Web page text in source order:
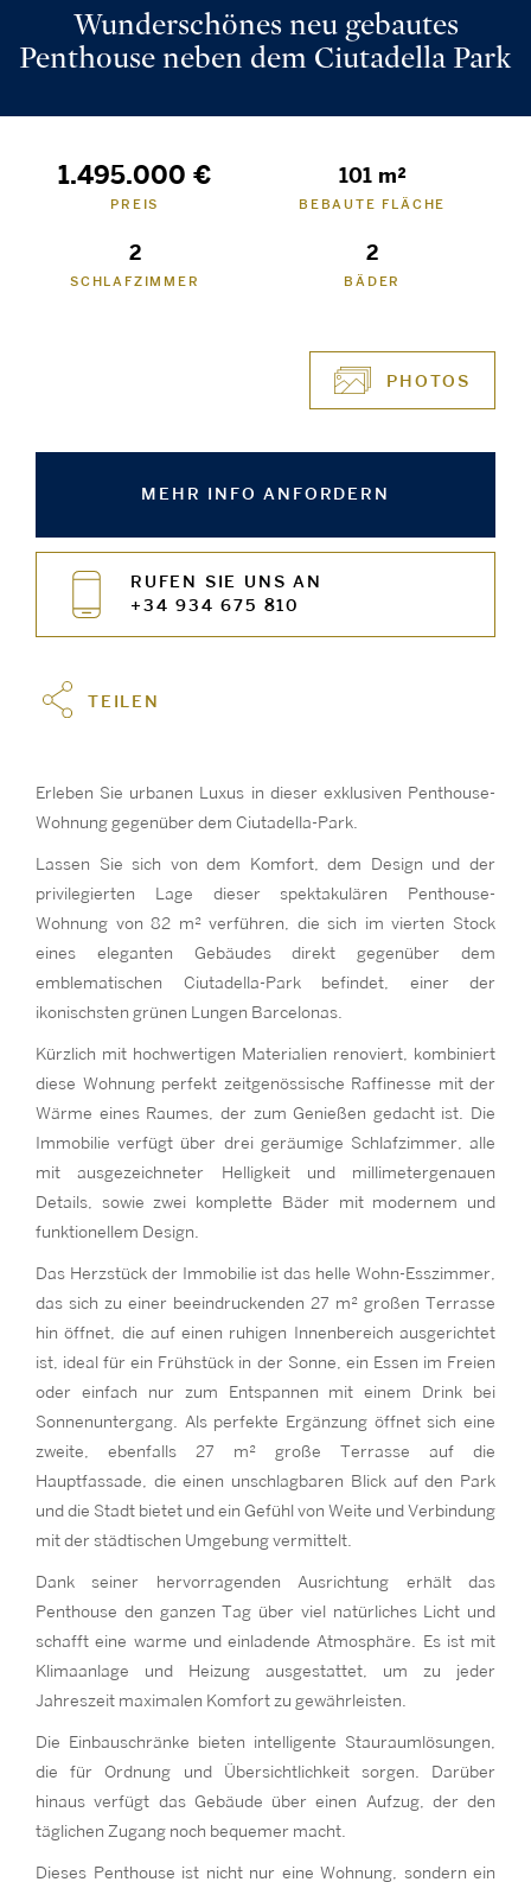
Wunderschönes neu gebautes
Penthouse neben dem Ciutadella Park
1.495.000 €
PREIS
101 m²
BEBAUTE FLÄCHE
2
SCHLAFZIMMER
2
BÄDER
PHOTOS
MEHR INFO ANFORDERN
RUFEN SIE UNS AN
+34 934 675 810
TEILEN
Erleben Sie urbanen Luxus in dieser exklusiven Penthouse-
Wohnung gegenüber dem Ciutadella-Park.
Lassen Sie sich von dem Komfort, dem Design und der
privilegierten Lage dieser spektakulären Penthouse-
Wohnung von 82 m² verführen, die sich im vierten Stock
eines eleganten Gebäudes direkt gegenüber dem
emblematischen Ciutadella-Park befindet, einer der
ikonischsten grünen Lungen Barcelonas.
Kürzlich mit hochwertigen Materialien renoviert, kombiniert
diese Wohnung perfekt zeitgenössische Raffinesse mit der
Wärme eines Raumes, der zum Genießen gedacht ist. Die
Immobilie verfügt über drei geräumige Schlafzimmer, alle
mit ausgezeichneter Helligkeit und millimetergenauen
Details, sowie zwei komplette Bäder mit modernem und
funktionellem Design.
Das Herzstück der Immobilie ist das helle Wohn-Esszimmer,
das sich zu einer beeindruckenden 27 m² großen Terrasse
hin öffnet, die auf einen ruhigen Innenbereich ausgerichtet
ist, ideal für ein Frühstück in der Sonne, ein Essen im Freien
oder einfach nur zum Entspannen mit einem Drink bei
Sonnenuntergang. Als perfekte Ergänzung öffnet sich eine
zweite, ebenfalls 27 m² große Terrasse auf die
Hauptfassade, die einen unschlagbaren Blick auf den Park
und die Stadt bietet und ein Gefühl von Weite und Verbindung
mit der städtischen Umgebung vermittelt.
Dank seiner hervorragenden Ausrichtung erhält das
Penthouse den ganzen Tag über viel natürliches Licht und
schafft eine warme und einladende Atmosphäre. Es ist mit
Klimaanlage und Heizung ausgestattet, um zu jeder
Jahreszeit maximalen Komfort zu gewährleisten.
Die Einbauschränke bieten intelligente Stauraumlösungen,
die für Ordnung und Übersichtlichkeit sorgen. Darüber
hinaus verfügt das Gebäude über einen Aufzug, der den
täglichen Zugang noch bequemer macht.
Dieses Penthouse ist nicht nur eine Wohnung, sondern ein